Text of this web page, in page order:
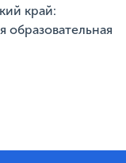
край:
образовательная